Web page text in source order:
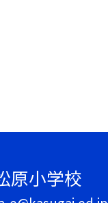
原小学校